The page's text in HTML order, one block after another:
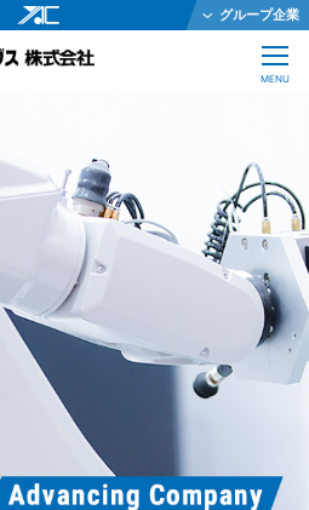
CLOSE
MENU
グループ企業
ワイエイシイホールディングス株式会社
株式会社ワイエイシイダステック
ワイエイシイビーム株式会社
ワイエイシイエレックス株式会社
ワイエイシイバイオ株式会社
YAC Systems Singapore Pte Ltd
大倉電気株式会社
株式会社ワイエイシイデンコー
ワイエイシイマシナリー株式会社
JEインターナショナル株式会社